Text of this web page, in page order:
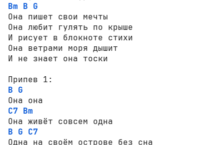
Bm B G
Она пишет свои мечты
Она любит гулять по крыше
И рисует в блокноте стихи
Она ветрами моря дышит
И не знает она тоски
B G
C7 Bm
B G C7